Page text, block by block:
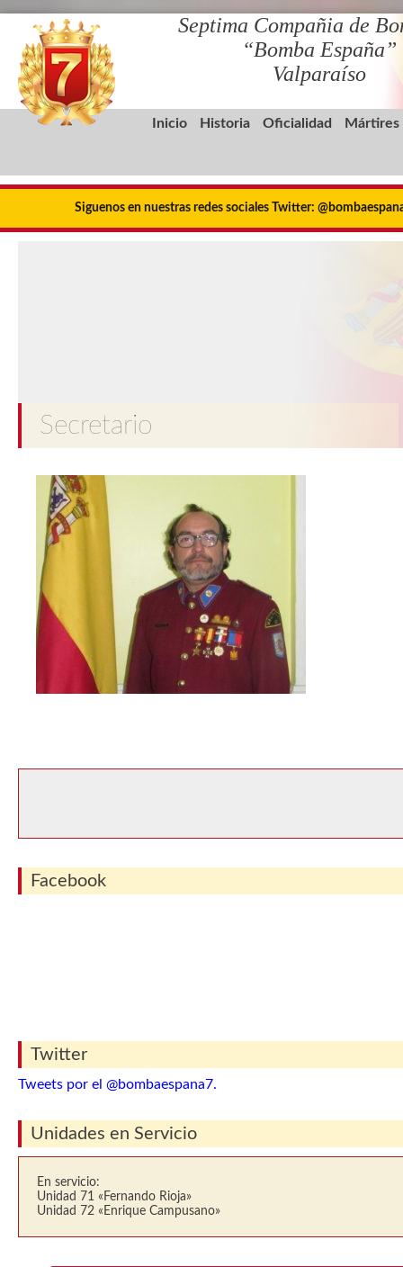
Septima Compañia de
“Bomba España”
Valparaíso
Inicio Historia Oficialidad Mártires
Siguenos en nuestras redes sociales Twitter:
Secretario
Facebook
Twitter
Tweets por el @bombaespana7.
Unidades en Servicio
En servicio:
Unidad 71 «Fernando Rioja»
Unidad 72 «Enrique Campusano»